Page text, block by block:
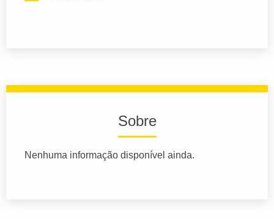
Sobre
Nenhuma informação disponível ainda.